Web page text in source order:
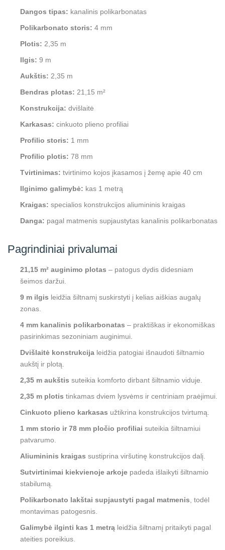
Dangos tipas: kanalinis polikarbonatas
Polikarbonato storis: 4 mm
Plotis: 2,35 m
Ilgis: 9 m
Aukštis: 2,35 m
Bendras plotas: 21,15 m²
Konstrukcija: dvišlaitė
Karkasas: cinkuoto plieno profiliai
Profilio storis: 1 mm
Profilio plotis: 78 mm
Tvirtinimas: tvirtinimo kojos įkasamos į žemę apie 40 cm
Ilginimo galimybė: kas 1 metrą
Kraigas: specialios konstrukcijos aliumininis kraigas
Danga: pagal matmenis supjaustytas kanalinis polikarbonatas
Pagrindiniai privalumai
21,15 m² auginimo plotas – patogus dydis didesniam
šeimos daržui.
9 m ilgis leidžia šiltnamį suskirstyti į kelias aiškias augalų
zonas.
4 mm kanalinis polikarbonatas – praktiškas ir ekonomiškas
pasirinkimas sezoniniam auginimui.
Dvišlaitė konstrukcija leidžia patogiai išnaudoti šiltnamio
aukštį ir plotą.
2,35 m aukštis suteikia komforto dirbant šiltnamio viduje.
2,35 m plotis tinkamas dviem lysvėms ir centriniam praėjimui.
Cinkuoto plieno karkasas užtikrina konstrukcijos tvirtumą.
1 mm storio ir 78 mm pločio profiliai suteikia šiltnamiui
patvarumo.
Aliumininis kraigas sustiprina viršutinę konstrukcijos dalį.
Sutvirtinimai kiekvienoje arkoje padeda išlaikyti šiltnamio
stabilumą.
Polikarbonato lakštai supjaustyti pagal matmenis , todėl
montavimas patogesnis.
Galimybė ilginti kas 1 metrą leidžia šiltnamį pritaikyti pagal
ateities poreikius.